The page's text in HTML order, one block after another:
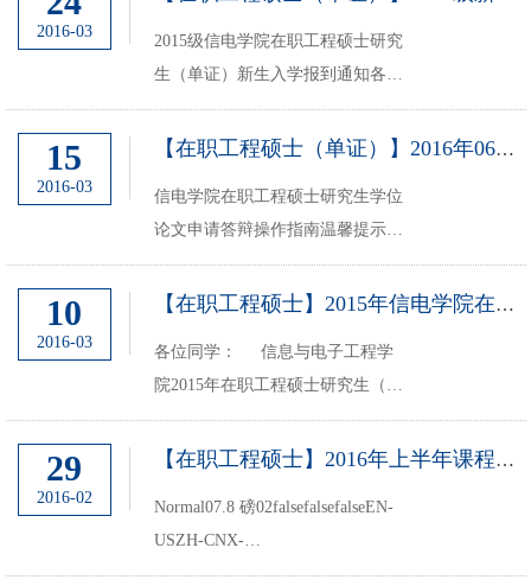
请学位流程、答辩材料、论文模
板、其他各类表格等均可在：信电
2016-03
2015级信电学院在职工程硕士研究
生（单证）新生入学报到通知各位
同学：2015年浙江大学信息与电子
工程学院在职攻读工程硕士学位招
单，详见本通知附件一。新生报
到、课程安排、开学典礼...
15
2016-03
【在职工程硕士（单证）】2016年06月份学位论文申请答辩通知
信电学院在职工程硕士研究生学位
论文申请答辩操作指南温馨提示：
申请学位流程、答辩材料、论文模
板、其他各类表格等均可在：信电
下载服务栏目内下载。一、学位申
请条件1、...
10
2016-03
【在职工程硕士】2015年信电学院在职工程硕士研究生（单证）入学考试拟录取...
各位同学： 信息与电子工程学
院2015年在职工程硕士研究生（单
证）入学考试拟录取名单见本通知
附件。 因拟录取名单尚在学校
情况以研...
29
2016-02
【在职工程硕士】2016年上半年课程安排
Normal07.8 磅02falsefalsefalseEN-
USZH-CNX-
NONEMicrosoftInternetExplorer4各